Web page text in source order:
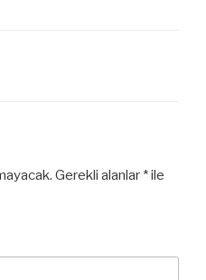
Gerekli alanlar *ile